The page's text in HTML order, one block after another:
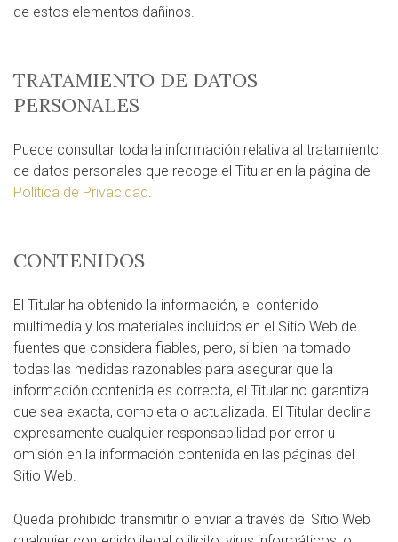
de estos elementos dañinos.
TRATAMIENTO DE DATOS
PERSONALES
Puede consultar toda la información relativa al tratamiento
de datos personales que recoge el Titular en la página de
Política de Privacidad.
CONTENIDOS
El Titular ha obtenido la información, el contenido
multimedia y los materiales incluidos en el Sitio Web de
fuentes que considera fiables, pero, si bien ha tomado
todas las medidas razonables para asegurar que la
información contenida es correcta, el Titular no garantiza
que sea exacta, completa o actualizada. El Titular declina
expresamente cualquier responsabilidad por error u
omisión en la información contenida en las páginas del
Sitio Web.
Queda prohibido transmitir o enviar a través del Sitio Web